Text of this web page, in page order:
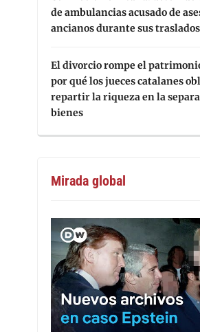
de ambulancias acusado de
ancianos durante sus traslados
El divorcio rompe el
por qué los jueces catalanes
repartir la riqueza en la
bienes
Mirada global